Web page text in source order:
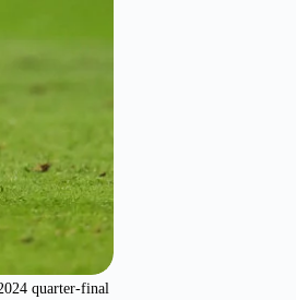
quarter-final